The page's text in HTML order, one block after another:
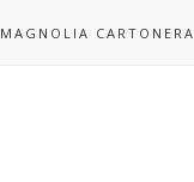
MAGNOLIA CARTONERA